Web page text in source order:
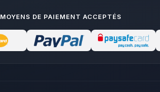
MOYENS DE PAIEMENT ACCEPTÉS